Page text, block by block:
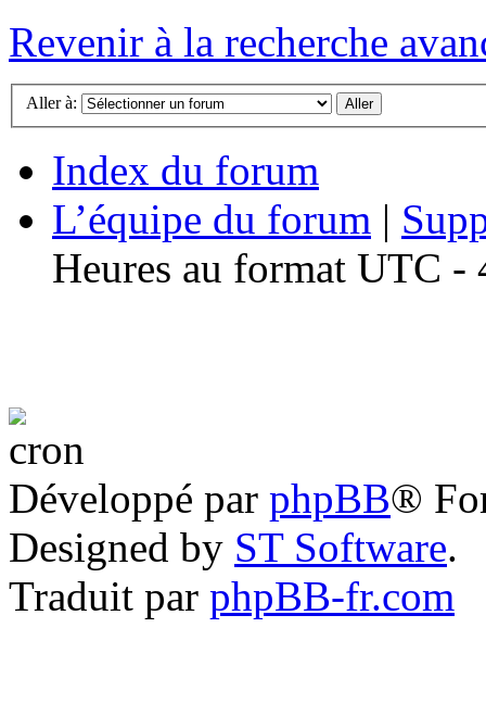
Revenir à la recherche
Aller à:
Index du forum
L’équipe du forum |
Heures au format UTC -
Développé par phpBB®
Designed by ST Software.
Traduit par phpBB-fr.com